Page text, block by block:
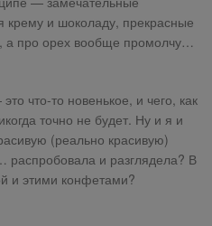
и шоколаду, прекрасные
а про орех вообще промолчу…
что-то новенькое, и чего, как
точно не будет. Ну и я и
(реально красивую)
распробовала и разглядела? В
и этими конфетами?